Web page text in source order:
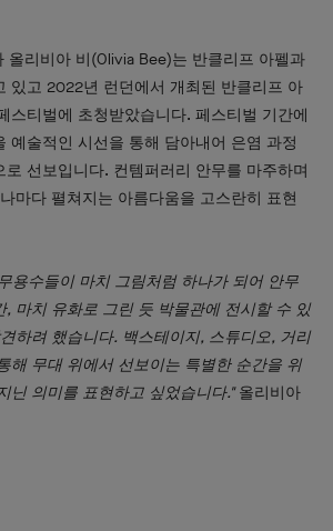
올리비아 비(Olivia Bee)는 반클리프 아펠과
있고 2022년 런던에서 개최된 반클리프 아
스티벌에 초청받았습니다. 페스티벌 기간에
예술적인 시선을 통해 담아내어 은염 과정
선보입니다. 컨템퍼러리 안무를 마주하며
마다 펼쳐지는 아름다움을 고스란히 표현
용수들이 마치 그림처럼 하나가 되어 안무
, 마치 유화로 그린 듯 박물관에 전시할 수 있
하려 했습니다. 백스테이지, 스튜디오, 거리
해 무대 위에서 선보이는 특별한 순간을 위
닌 의미를 표현하고 싶었습니다." 올리비아